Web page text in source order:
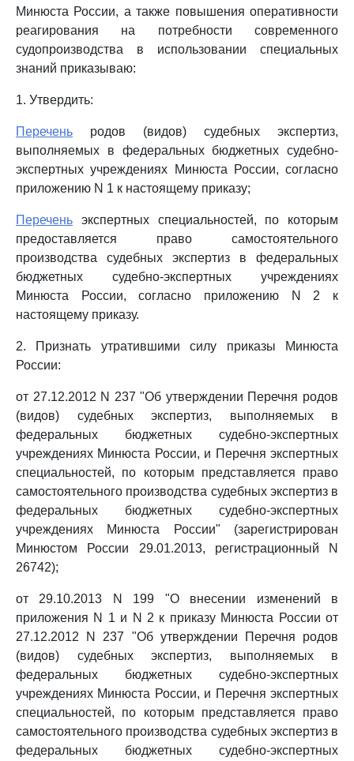
Минюста России, а также повышения оперативности
реагирования на потребности современного
судопроизводства в использовании специальных
знаний приказываю:
1. Утвердить:
Перечень родов (видов) судебных экспертиз,
выполняемых в федеральных бюджетных судебно-
экспертных учреждениях Минюста России, согласно
приложению N 1 к настоящему приказу;
Перечень экспертных специальностей, по которым
предоставляется право самостоятельного
производства судебных экспертиз в федеральных
бюджетных судебно-экспертных учреждениях
Минюста России, согласно приложению N 2 к
настоящему приказу.
2. Признать утратившими силу приказы Минюста
России:
от 27.12.2012 N 237 "Об утверждении Перечня родов
(видов) судебных экспертиз, выполняемых в
федеральных бюджетных судебно-экспертных
учреждениях Минюста России, и Перечня экспертных
специальностей, по которым представляется право
самостоятельного производства судебных экспертиз в
федеральных бюджетных судебно-экспертных
учреждениях Минюста России" (зарегистрирован
Минюстом России 29.01.2013, регистрационный N
26742);
от 29.10.2013 N 199 "О внесении изменений в
приложения N 1 и N 2 к приказу Минюста России от
27.12.2012 N 237 "Об утверждении Перечня родов
(видов) судебных экспертиз, выполняемых в
федеральных бюджетных судебно-экспертных
учреждениях Минюста России, и Перечня экспертных
специальностей, по которым представляется право
самостоятельного производства судебных экспертиз в
федеральных бюджетных судебно-экспертных